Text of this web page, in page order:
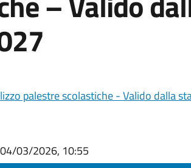
palestre scolastiche - Valido dalla
04/03/2026, 10:55